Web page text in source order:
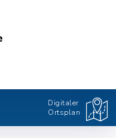
Digitaler
Ortsplan